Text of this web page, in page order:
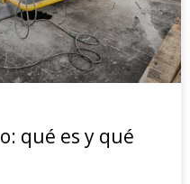
qué es y qué